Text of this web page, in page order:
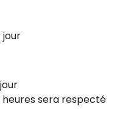
jour
heures sera respecté